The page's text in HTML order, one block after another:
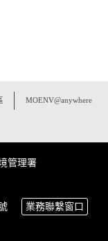
MOENV@anywhere
管理署
業務聯繫窗口